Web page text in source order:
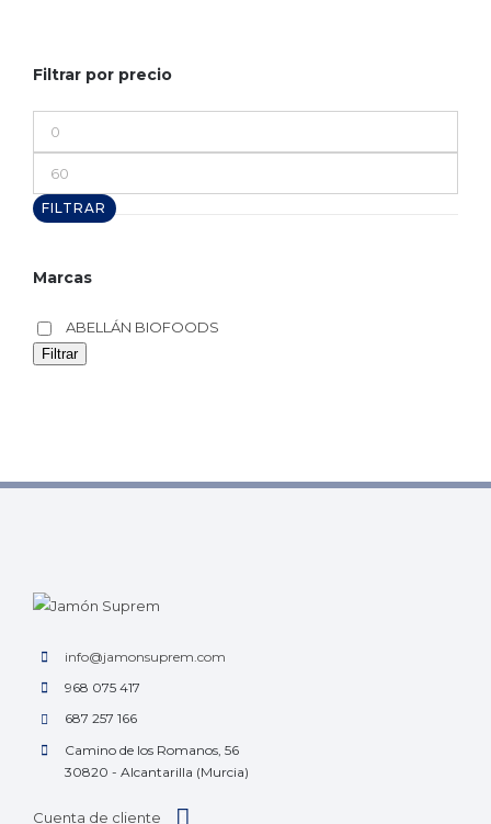
Filtrar por precio
mínimo
máximo
FILTRAR
Marcas
ABELLÁN BIOFOODS
Filtrar
info@jamonsuprem.com
968 075 417
687 257 166
Camino de los Romanos, 56
30820 - Alcantarilla (Murcia)
Cuenta de cliente